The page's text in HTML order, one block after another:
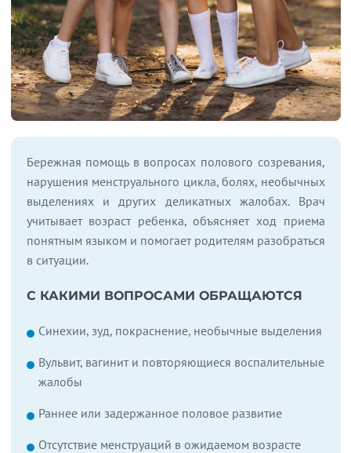
Бережная помощь в вопросах полового созревания,
нарушения менструального цикла, болях, необычных
выделениях и других деликатных жалобах. Врач
учитывает возраст ребенка, объясняет ход приема
понятным языком и помогает родителям разобраться
в ситуации.
С КАКИМИ ВОПРОСАМИ ОБРАЩАЮТСЯ
Синехии, зуд, покраснение, необычные выделения
Вульвит, вагинит и повторяющиеся воспалительные
жалобы
Раннее или задержанное половое развитие
Отсутствие менструаций в ожидаемом возрасте